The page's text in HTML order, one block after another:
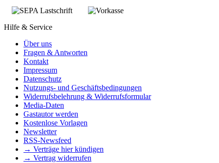
Hilfe & Service
Über uns
Fragen & Antworten
Kontakt
Impressum
Datenschutz
Nutzungs- und Geschäftsbedingungen
Widerrufsbelehrung & Widerrufsformular
Media-Daten
Gastautor werden
Kostenlose Vorlagen
Newsletter
RSS-Newsfeed
→ Verträge hier kündigen
→ Vertrag widerrufen